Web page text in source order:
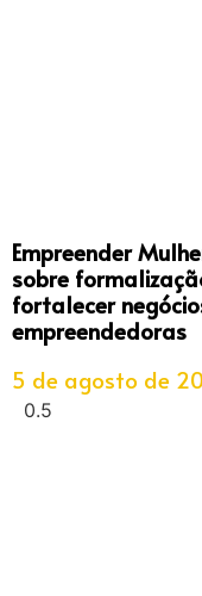
Empreender
sobre
fortalecer
empreendedoras
5 de agosto de